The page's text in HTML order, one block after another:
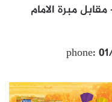
مبرة الامام
phone: